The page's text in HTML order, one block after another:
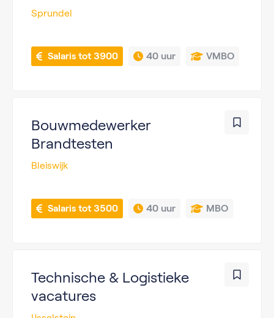
Sprundel
Salaris tot 3900 40 uur VMBO
Bouwmedewerker
Brandtesten
Bleiswijk
Salaris tot 3500 40 uur MBO
Technische & Logistieke
vacatures